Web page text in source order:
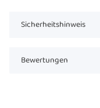
Sicherheitshinweis
Bewertungen